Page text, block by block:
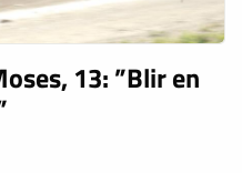
13: ”Blir en